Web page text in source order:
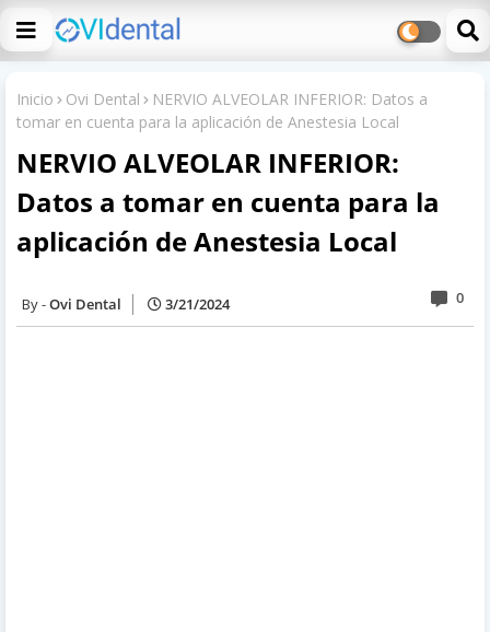
Inicio Ovi Dental
NERVIO ALVEOLAR INFERIOR: Datos a
tomar en cuenta para la aplicación de Anestesia Local
NERVIO ALVEOLAR INFERIOR:
Datos a tomar en cuenta para la
aplicación de Anestesia Local
Ovi Dental 3/21/2024 0